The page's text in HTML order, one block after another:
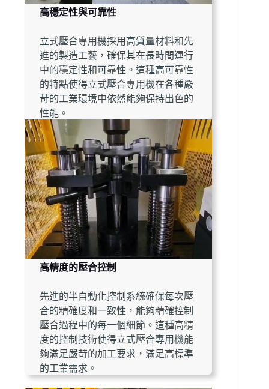
高穩定性與可靠性
立式壓合專用機採用高質量材料和先
進的製造工藝，確保其在長時間運行
中的穩定性和可靠性。這種高可靠性
的特點使得立式壓合專用機在各種嚴
苛的工業環境中依然能夠保持出色的
性能。
高精度的壓合控制
先進的半自動化控制系統確保每次壓
合的精確度和一致性，能夠精確控制
壓合過程中的每一個細節。這種高精
度的控制技術使得立式壓合專用機能
夠滿足嚴苛的加工要求，滿足高標準
的工業需求。